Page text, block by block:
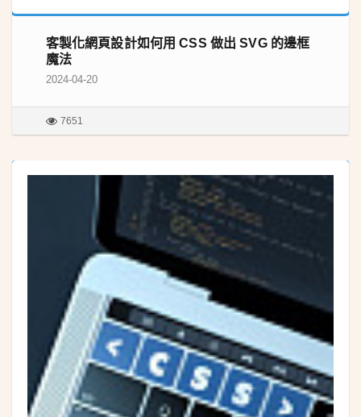
客製化網頁設計如何用 CSS 做出 SVG 的邊框
魔法
2024-04-20
7651